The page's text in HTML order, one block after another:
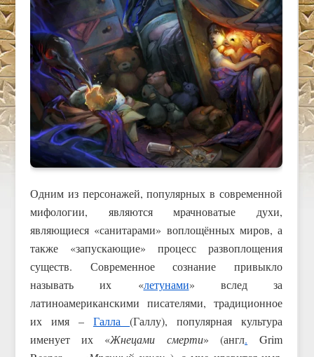
Одним из персонажей, популярных в современной
мифологии, являются мрачноватые духи,
являющиеся «санитарами» воплощённых миров, а
также «запускающие» процесс развоплощения
существ. Современное сознание привыкло
называть их «летунами» вслед за
латиноамериканскими писателями, традиционное
их имя – Галла(Галлу), популярная культура
именует их «Жнецами смерти» (англ.
Grim